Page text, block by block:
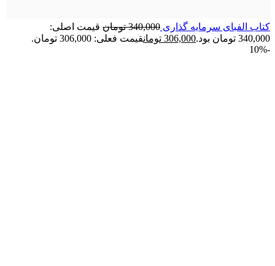
کتاب الفبای سرمایه گذاری 340,000 تومان قیمت اصلی:
340,000 تومان بود.
306,000 تومانقیمت فعلی: 306,000 تومان.
-10%